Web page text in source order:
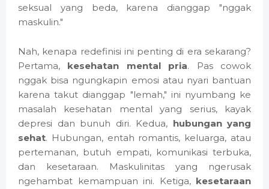
seksual yang beda, karena dianggap "nggak
maskulin."
Nah, kenapa redefinisi ini penting di era sekarang?
Pertama, kesehatan mental pria. Pas cowok
nggak bisa ngungkapin emosi atau nyari bantuan
karena takut dianggap "lemah," ini nyumbang ke
masalah kesehatan mental yang serius, kayak
depresi dan bunuh diri. Kedua, hubungan yang
sehat. Hubungan, entah romantis, keluarga, atau
pertemanan, butuh empati, komunikasi terbuka,
dan kesetaraan. Maskulinitas yang ngerusak
ngehambat kemampuan ini. Ketiga, kesetaraan